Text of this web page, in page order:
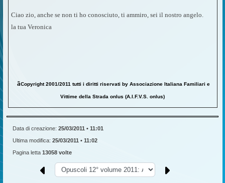
Ciao zio, anche se non ti ho conosciuto, ti ammiro, sei il nostro angelo.
la tua Veronica
ãCopyright 2001/2011 tutti i diritti riservati by Associazione Italiana Familiari e
Vittime della Strada onlus (A.I.F.V.S. onlus)
Data di creazione: 25/03/2011 • 11:01
Ultima modifica: 25/03/2011 • 11:02
Pagina letta 13058 volte